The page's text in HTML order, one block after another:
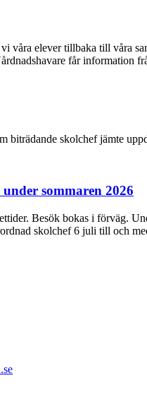
våra elever tillbaka till våra
får
skolchef jämte
sommaren 2026
Besök bokas i förväg.
skolchef 6 juli till och